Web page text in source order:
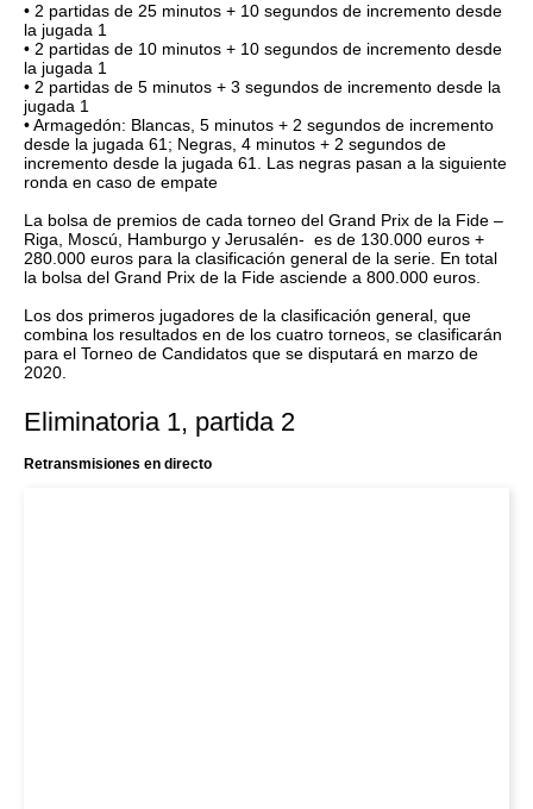
• 2 partidas de 25 minutos + 10 segundos de incremento desde
la jugada 1
• 2 partidas de 10 minutos + 10 segundos de incremento desde
la jugada 1
• 2 partidas de 5 minutos + 3 segundos de incremento desde la
jugada 1
•Armagedón: Blancas, 5 minutos + 2 segundos de incremento
desde la jugada 61; Negras, 4 minutos + 2 segundos de
incremento desde la jugada 61. Las negras pasan a la siguiente
ronda en caso de empate
La bolsa de premios de cada torneo del Grand Prix de la Fide –
Riga, Moscú, Hamburgo y Jerusalén- es de 130.000 euros +
280.000 euros para la clasificación general de la serie. En total
la bolsa del Grand Prix de la Fide asciende a 800.000 euros.
Los dos primeros jugadores de la clasificación general, que
combina los resultados en de los cuatro torneos, se clasificarán
para el Torneo de Candidatos que se disputará en marzo de
2020.
Eliminatoria 1, partida 2
Retransmisiones en directo